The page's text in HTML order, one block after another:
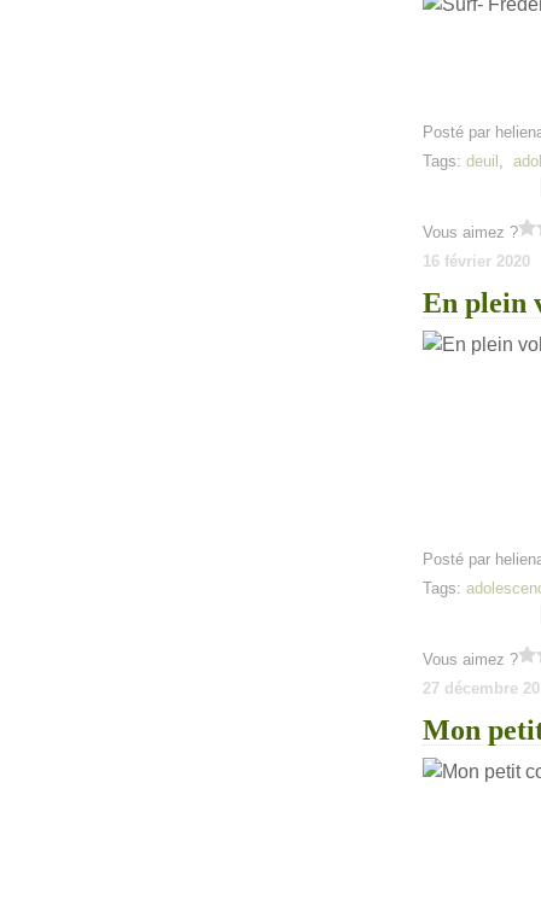
Posté par
Tags: deuil ,
Vous aimez ?
16 février 2020
En plein
Posté par
Tags:
Vous aimez ?
27 décembre
Mon